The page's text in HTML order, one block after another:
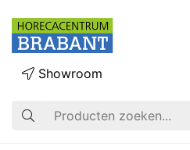
Zoek op
Showroom